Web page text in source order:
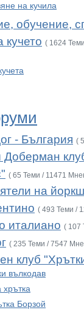
на кучила
обучение,
кучето ( 1624
- България (
Доберман
( 65 Теми / 11471
на
( 493 Теми /
италиано ( 107
( 235 Теми / 7547
клуб
вълкодав
хрътка
Борзой